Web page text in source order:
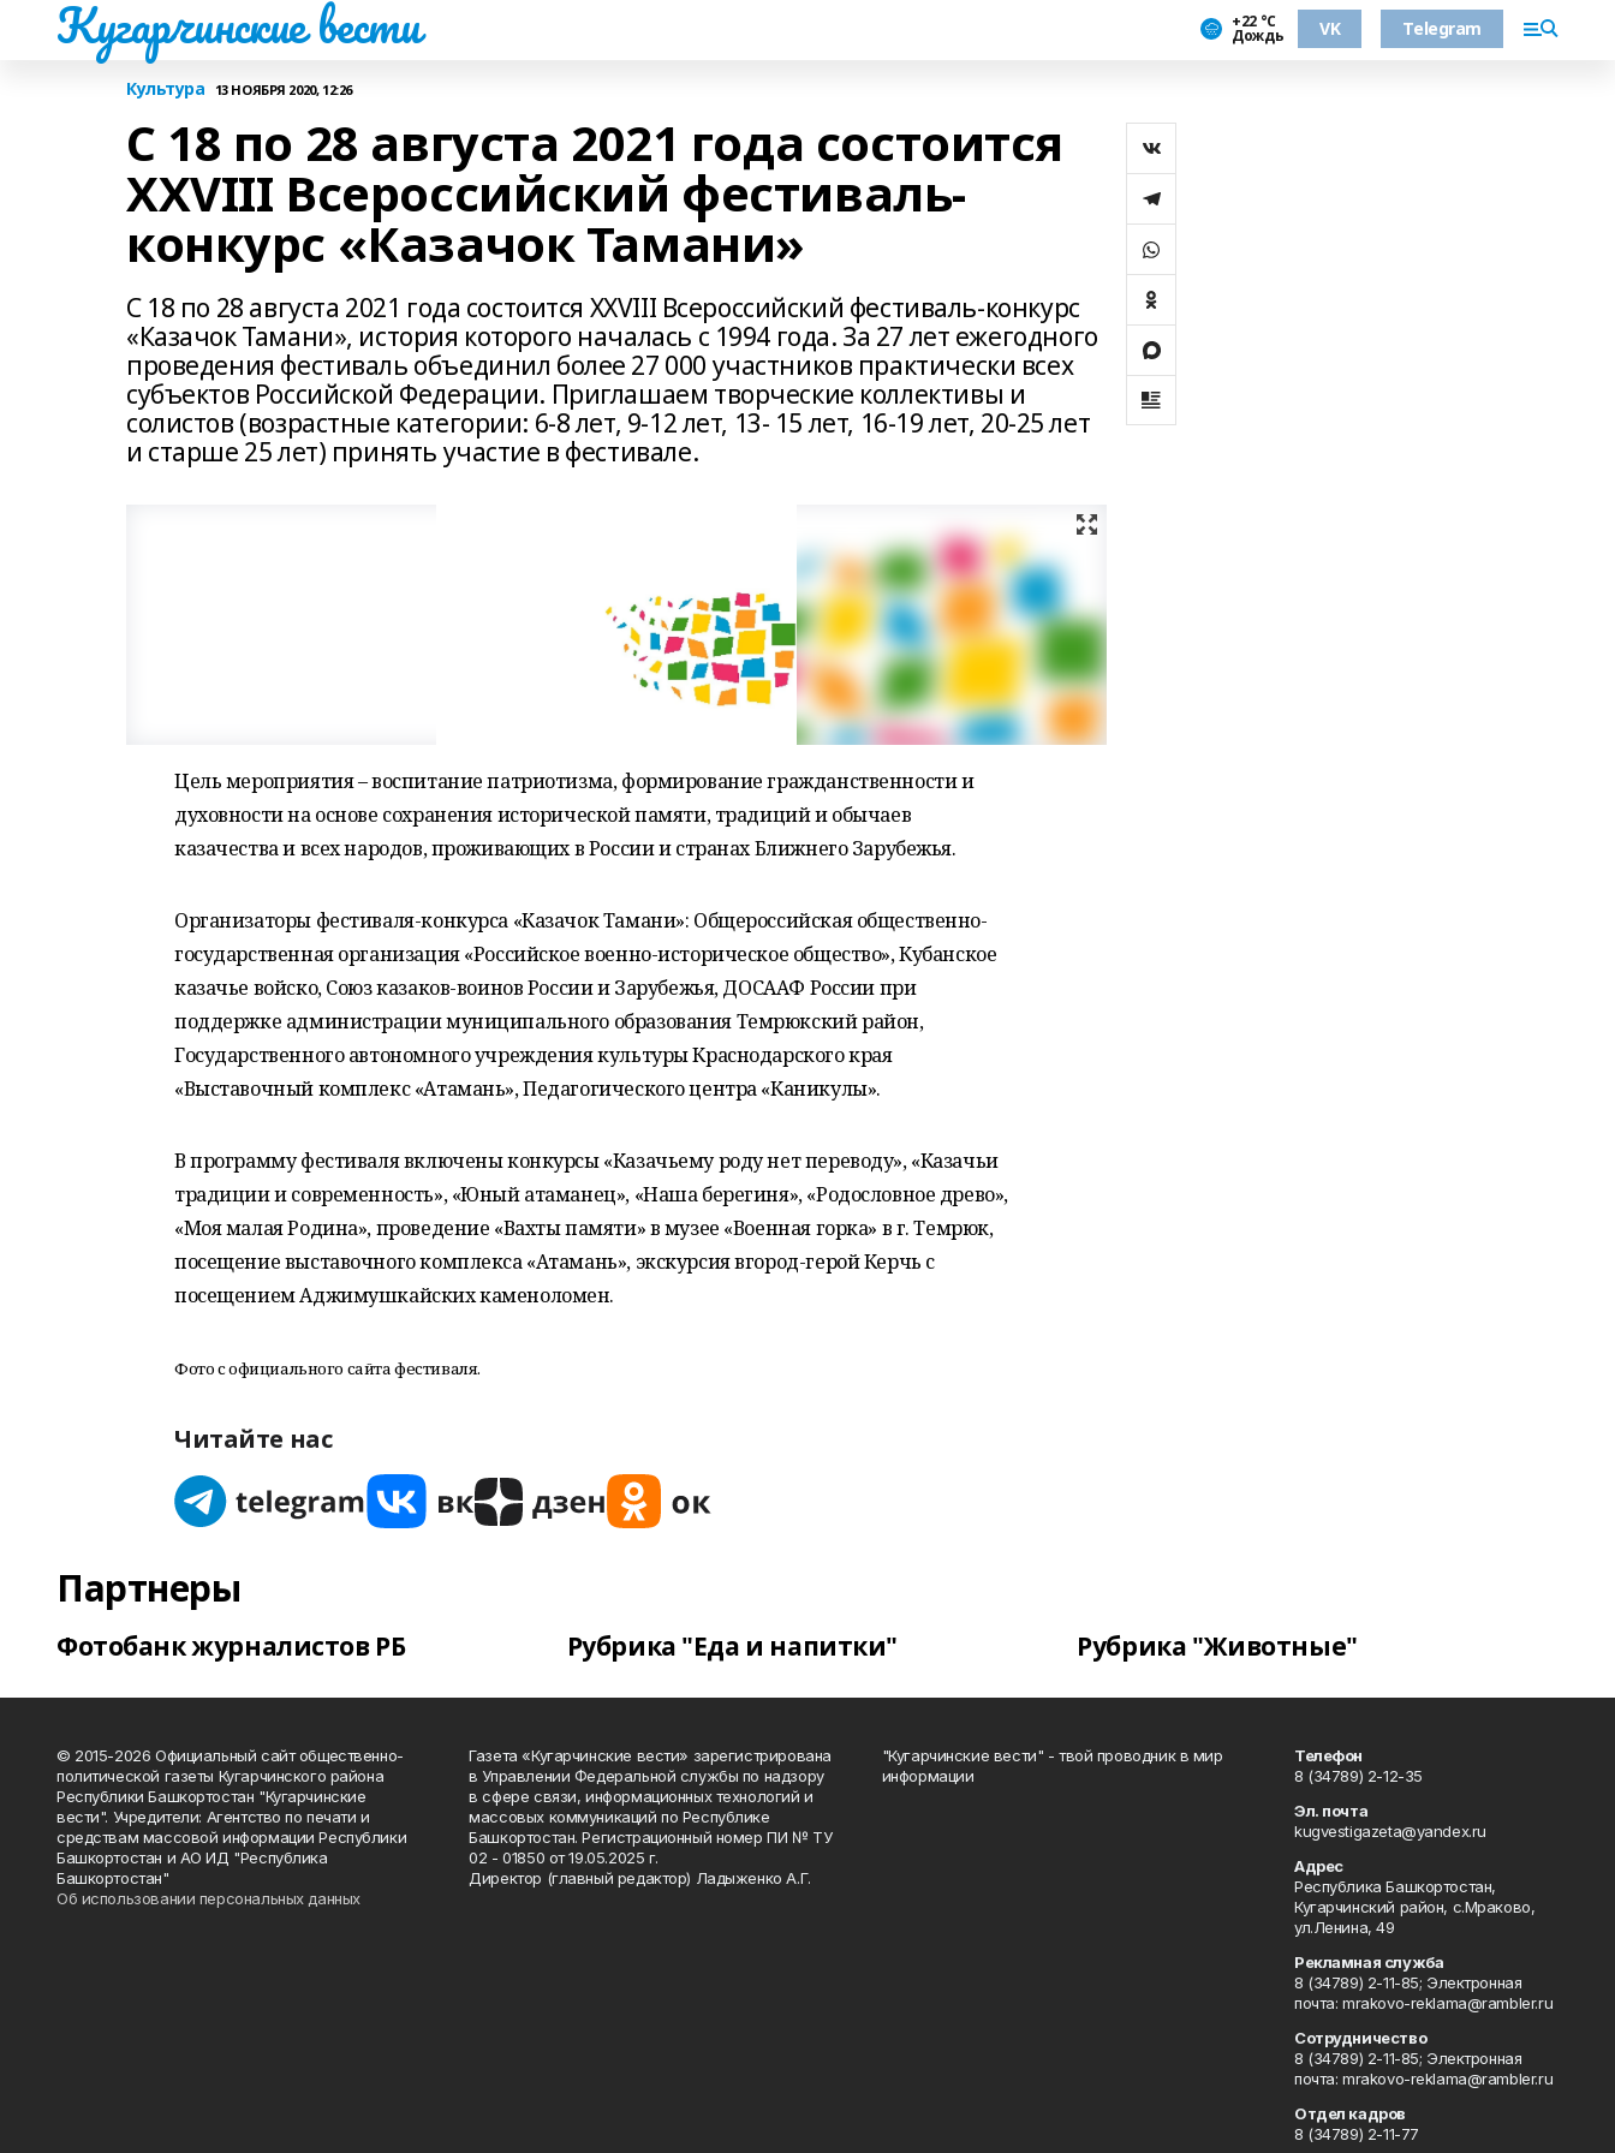
Кугарчинские вести +22 °С
Дождь VK Telegram
Культура 13 НОЯБРЯ 2020, 12:26
С 18 по 28 августа 2021 года состоится
XXVIII Всероссийский фестиваль-
конкурс «Казачок Тамани»
С 18 по 28 августа 2021 года состоится XXVIII Всероссийский фестиваль-конкурс
«Казачок Тамани», история которого началась с 1994 года. За 27 лет ежегодного
проведения фестиваль объединил более 27 000 участников практически всех
субъектов Российской Федерации. Приглашаем творческие коллективы и
солистов (возрастные категории: 6-8 лет, 9-12 лет, 13- 15 лет, 16-19 лет, 20-25 лет
и старше 25 лет) принять участие в фестивале.
Цель мероприятия – воспитание патриотизма, формирование гражданственности и
духовности на основе сохранения исторической памяти, традиций и обычаев
казачества и всех народов, проживающих в России и странах Ближнего Зарубежья.
Организаторы фестиваля-конкурса «Казачок Тамани»: Общероссийская общественно-
государственная организация «Российское военно-историческое общество», Кубанское
казачье войско, Союз казаков-воинов России и Зарубежья, ДОСААФ России при
поддержке администрации муниципального образования Темрюкский район,
Государственного автономного учреждения культуры Краснодарского края
«Выставочный комплекс «Атамань», Педагогического центра «Каникулы».
В программу фестиваля включены конкурсы «Казачьему роду нет переводу», «Казачьи
традиции и современность», «Юный атаманец», «Наша берегиня», «Родословное древо»,
«Моя малая Родина», проведение «Вахты памяти» в музее «Военная горка» в г. Темрюк,
посещение выставочного комплекса «Атамань», экскурсия вгород-герой Керчь с
посещением Аджимушкайских каменоломен.
Фото с официального сайта фестиваля.
Читайте нас
Партнеры
Фотобанк журналистов РБ Рубрика "Еда и напитки" Рубрика "Животные"
© 2015-2026 Официальный сайт общественно-
политической газеты Кугарчинского района
Республики Башкортостан "Кугарчинские
вести". Учредители: Агентство по печати и
средствам массовой информации Республики
Башкортостан и АО ИД "Республика
Башкортостан"
Об использовании персональных данных
Газета «Кугарчинские вести» зарегистрирована
в Управлении Федеральной службы по надзору
в сфере связи, информационных технологий и
массовых коммуникаций по Республике
Башкортостан. Регистрационный номер ПИ № ТУ
02 - 01850 от 19.05.2025 г.
Директор (главный редактор) Ладыженко А.Г.
"Кугарчинские вести" - твой проводник в мир
информации
Телефон
8 (34789) 2-12-35
Эл. почта
kugvestigazeta@yandex.ru
Адрес
Республика Башкортостан,
Кугарчинский район, с.Мраково,
ул.Ленина, 49
Рекламная служба
8 (34789) 2-11-85; Электронная
почта: mrakovo-reklama@rambler.ru
Сотрудничество
8 (34789) 2-11-85; Электронная
почта: mrakovo-reklama@rambler.ru
Отдел кадров
8 (34789) 2-11-77